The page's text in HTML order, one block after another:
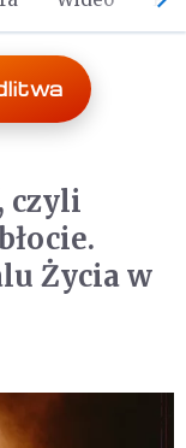
czyli
Życia w